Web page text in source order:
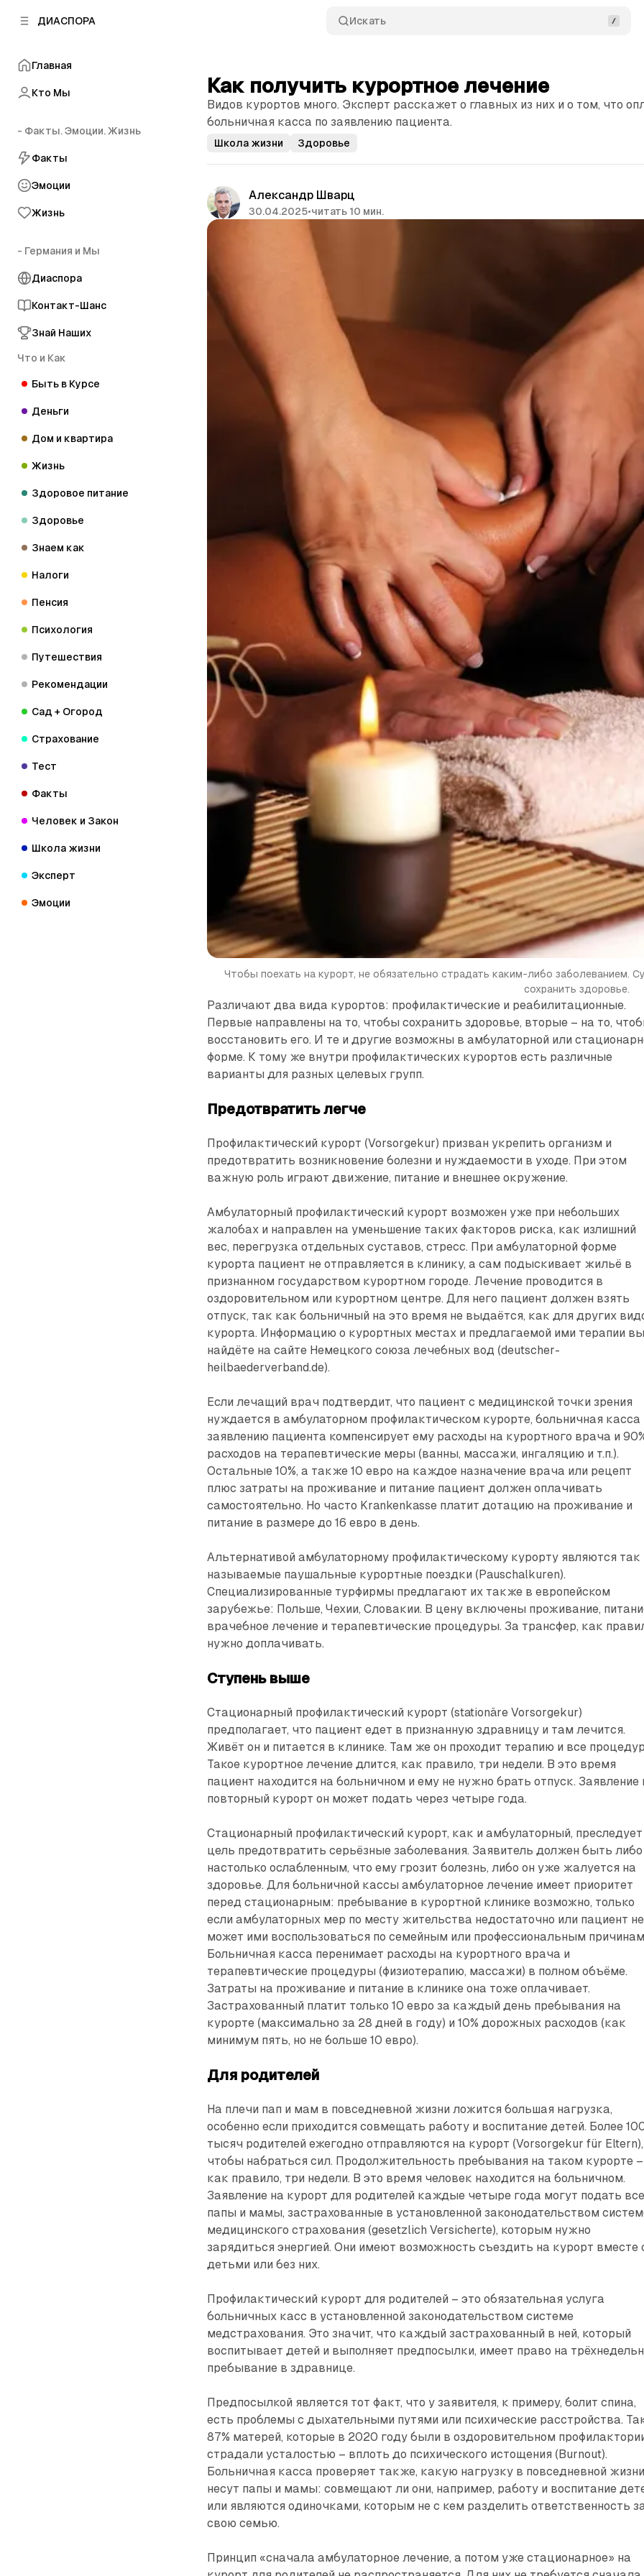
ДИАСПОРА Искать
Главная
Кто Мы
- Факты. Эмоции. Жизнь
Факты
Эмоции
Жизнь
- Германия и Мы
Диаспора
Контакт-Шанс
Знай Наших
Что и Как
Быть в Курсе
Деньги
Дом и квартира
Жизнь
Здоровое питание
Здоровье
Знаем как
Налоги
Пенсия
Психология
Путешествия
Рекомендации
Сад + Огород
Страхование
Тест
Факты
Человек и Закон
Школа жизни
Эксперт
Эмоции
Как получить курортное лечение
Видов курортов много. Эксперт расскажет о главных из них и о том, что
больничная касса по заявлению пациента.
Школа жизни Здоровье
Александр Шварц
30.04.2025•читать 10 мин.
Чтобы поехать на курорт, не обязательно страдать каким-либо заболеванием.
сохранить здоровье.
Различают два вида курортов: профилактические и реабилитационные.
Первые направлены на то, чтобы сохранить здоровье, вторые – на то,
восстановить его. И те и другие возможны в амбулаторной или
форме. К тому же внутри профилактических курортов есть различные
варианты для разных целевых групп.
Предотвратить легче
Профилактический курорт (Vorsorgekur) призван укрепить организм и
предотвратить возникновение болезни и нуждаемости в уходе. При этом
важную роль играют движение, питание и внешнее окружение.
Амбулаторный профилактический курорт возможен уже при небольших
жалобах и направлен на уменьшение таких факторов риска, как излишний
вес, перегрузка отдельных суставов, стресс. При амбулаторной форме
курорта пациент не отправляется в клинику, а сам подыскивает жильё в
признанном государством курортном городе. Лечение проводится в
оздоровительном или курортном центре. Для него пациент должен взять
отпуск, так как больничный на это время не выдаётся, как для других
курорта. Информацию о курортных местах и предлагаемой ими терапии вы
найдёте на сайте Немецкого союза лечебных вод (deutscher-
heilbaederverband.de).
Если лечащий врач подтвердит, что пациент с медицинской точки зрения
нуждается в амбулаторном профилактическом курорте, больничная касса
заявлению пациента компенсирует ему расходы на курортного врача и
расходов на терапевтические меры (ванны, массажи, ингаляцию и т.п.).
Остальные 10%, а также 10 евро на каждое назначение врача или рецепт
плюс затраты на проживание и питание пациент должен оплачивать
самостоятельно. Но часто Krankenkasse платит дотацию на проживание и
питание в размере до 16 евро в день.
Альтернативой амбулаторному профилактическому курорту являются так
называемые паушальные курортные поездки (Pauschalkuren).
Специализированные турфирмы предлагают их также в европейском
зарубежье: Польше, Чехии, Словакии. В цену включены проживание,
врачебное лечение и терапевтические процедуры. За трансфер, как
нужно доплачивать.
Ступень выше
Стационарный профилактический курорт (stationäre Vorsorgekur)
предполагает, что пациент едет в признанную здравницу и там лечится.
Живёт он и питается в клинике. Там же он проходит терапию и все
Такое курортное лечение длится, как правило, три недели. В это время
пациент находится на больничном и ему не нужно брать отпуск. Заявление
повторный курорт он может подать через четыре года.
Стационарный профилактический курорт, как и амбулаторный, преследует
цель предотвратить серьёзные заболевания. Заявитель должен быть либо
настолько ослабленным, что ему грозит болезнь, либо он уже жалуется на
здоровье. Для больничной кассы амбулаторное лечение имеет приоритет
перед стационарным: пребывание в курортной клинике возможно, только
если амбулаторных мер по месту жительства недостаточно или пациент не
может ими воспользоваться по семейным или профессиональным
Больничная касса перенимает расходы на курортного врача и
терапевтические процедуры (физиотерапию, массажи) в полном объёме.
Затраты на проживание и питание в клинике она тоже оплачивает.
Застрахованный платит только 10 евро за каждый день пребывания на
курорте (максимально за 28 дней в году) и 10% дорожных расходов (как
минимум пять, но не больше 10 евро).
Для родителей
На плечи пап и мам в повседневной жизни ложится большая нагрузка,
особенно если приходится совмещать работу и воспитание детей. Более
тысяч родителей ежегодно отправляются на курорт (Vorsorgekur für Eltern),
чтобы набраться сил. Продолжительность пребывания на таком курорте –
как правило, три недели. В это время человек находится на больничном.
Заявление на курорт для родителей каждые четыре года могут подать все
папы и мамы, застрахованные в установленной законодательством
медицинского страхования (gesetzlich Versicherte), которым нужно
зарядиться энергией. Они имеют возможность съездить на курорт вместе
детьми или без них.
Профилактический курорт для родителей – это обязательная услуга
больничных касс в установленной законодательством системе
медстрахования. Это значит, что каждый застрахованный в ней, который
воспитывает детей и выполняет предпосылки, имеет право на
пребывание в здравнице.
Предпосылкой является тот факт, что у заявителя, к примеру, болит спина,
есть проблемы с дыхательными путями или психические расстройства.
87% матерей, которые в 2020 году были в оздоровительном
страдали усталостью – вплоть до психического истощения (Burnout).
Больничная касса проверяет также, какую нагрузку в повседневной жизни
несут папы и мамы: совмещают ли они, например, работу и воспитание
или являются одиночками, которым не с кем разделить ответственность
свою семью.
Принцип «сначала амбулаторное лечение, а потом уже стационарное» на